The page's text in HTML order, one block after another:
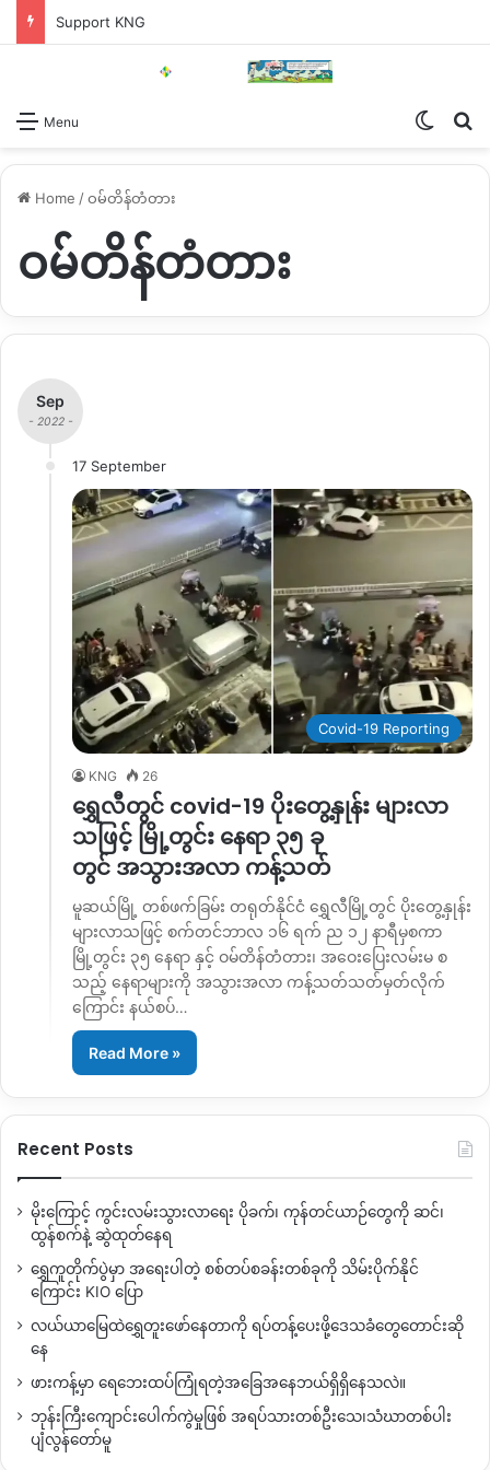
Support KNG
Menu
Home /ဝမ်တိန်တံတား
ဝမ်တိန်တံတား
Sep
- 2022 -
17 September
Covid-19 Reporting
KNG 26
ရွှေလီတွင် covid-19 ပိုးတွေ့နှုန်း များလာ
သဖြင့် မြို့တွင်း နေရာ ၃၅ ခု
တွင် အသွားအလာ ကန့်သတ်
မူဆယ်မြို့ တစ်ဖက်ခြမ်း တရုတ်နိုင်ငံ ရွှေလီမြို့တွင် ပိုးတွေ့နှုန်း
များလာသဖြင့် စက်တင်ဘာလ ၁၆ ရက် ည ၁၂ နာရီမှစကာ
မြို့တွင်း ၃၅ နေရာ နှင့် ဝမ်တိန်တံတား၊ အဝေးပြေးလမ်းမ စ
သည့် နေရာများကို အသွားအလာ ကန့်သတ်သတ်မှတ်လိုက်
ကြောင်း နယ်စပ်…
Read More »
Recent Posts
မိုးကြောင့် ကွင်းလမ်းသွားလာရေး ပိုခက်၊ ကုန်တင်ယာဉ်တွေကို ဆင်၊
ထွန်စက်နဲ့ ဆွဲထုတ်နေရ
ရွှေကူတိုက်ပွဲမှာ အရေးပါတဲ့ စစ်တပ်စခန်းတစ်ခုကို သိမ်းပိုက်နိုင်
ကြောင်း KIO ပြော
လယ်ယာမြေထဲရွှေတူးဖော်နေတာကို ရပ်တန့်ပေးဖို့ဒေသခံတွေတောင်းဆို
နေ
ဖားကန့်မှာ ရေဘေးထပ်ကြုံရတဲ့အခြေအနေဘယ်ရှိရှိနေသလဲ။
ဘုန်းကြီးကျောင်းပေါက်ကွဲမှုဖြစ် အရပ်သားတစ်ဦးသေ၊သံဃာတစ်ပါး
ပျံလွန်တော်မူ